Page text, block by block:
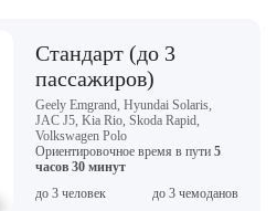
Стандарт (до 3
пассажиров)
Geely Emgrand, Hyundai Solaris,
JAC J5, Kia Rio, Skoda Rapid,
Volkswagen Polo
Ориентировочное время в пути 5
часов 30 минут
до 3 человек
до 3 чемоданов